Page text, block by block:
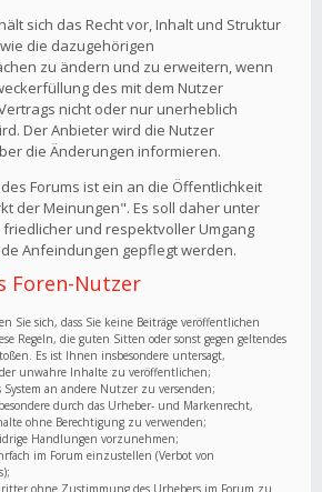
sich das Recht vor, Inhalt und Struktur
die dazugehörigen
zu ändern und zu erweitern, wenn
des mit dem Nutzer
nicht oder nur unerheblich
Der Anbieter wird die Nutzer
die Änderungen informieren.
Forums ist ein an die Öffentlichkeit
der Meinungen". Es soll daher unter
und respektvoller Umgang
Anfeindungen gepflegt werden.
Foren-Nutzer
Sie sich, dass Sie keine Beiträge veröffentlichen
Regeln, die guten Sitten oder sonst gegen geltendes
Es ist Ihnen insbesondere untersagt,
unwahre Inhalte zu veröffentlichen;
System an andere Nutzer zu versenden;
durch das Urheber- und Markenrecht,
ohne Berechtigung zu verwenden;
Handlungen vorzunehmen;
im Forum einzustellen (Verbot von
ohne Zustimmung des Urhebers im Forum zu